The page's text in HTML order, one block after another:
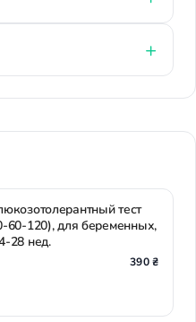
тест
60-120), для беременных,
28 нед.
390 ₴